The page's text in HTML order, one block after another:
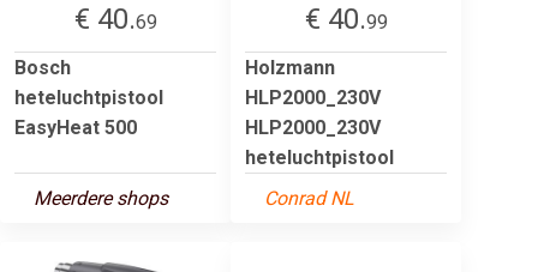
€ 40.69
Bosch
heteluchtpistool
EasyHeat 500
Meerdere shops
€ 40.99
Holzmann
HLP2000_230V
HLP2000_230V
heteluchtpistool
Conrad NL